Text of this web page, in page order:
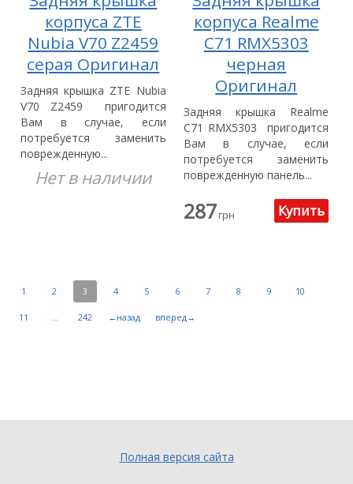
корпуса ZTE
Nubia V70 Z2459
серая Оригинал
Задняя крышка ZTE Nubia
V70 Z2459 пригодится
Вам в случае, если
потребуется заменить
поврежденную...
Нет в наличии
корпуса Realme
C71 RMX5303
черная
Оригинал
Задняя крышка Realme
C71 RMX5303 пригодится
Вам в случае, если
потребуется заменить
поврежденную панель...
287грн
1 2 3 4 5 6 7 8 9 10
11 ... 242 ←назад вперед→
Полная версия сайта